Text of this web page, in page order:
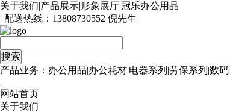
关于我们|产品展示|形象展厅|冠乐办公用品
| 配送热线： 13808730552 倪先生
产品业务：办公用品|办公耗材|电器系列|劳保系列|数
网站首页
关于我们